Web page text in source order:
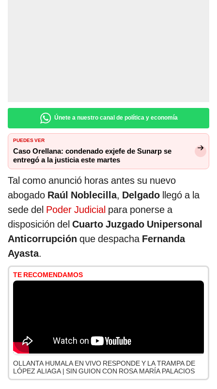
Únete a nuestro canal de política y economía
PUEDES VER
Caso Orellana: condenado exjefe de Sunarp se
entregó a la justicia este martes
Tal como anunció horas antes su nuevo
abogado Raúl Noblecilla, Delgado llegó a la
sede del Poder Judicial para ponerse a
disposición del Cuarto Juzgado Unipersonal
Anticorrupción que despacha Fernanda
Ayasta.
TE RECOMENDAMOS
OLLANTA HUMALA EN VIVO RESPONDE Y LA TRAMPA DE
LÓPEZ ALIAGA | SIN GUION CON ROSA MARÍA PALACIOS